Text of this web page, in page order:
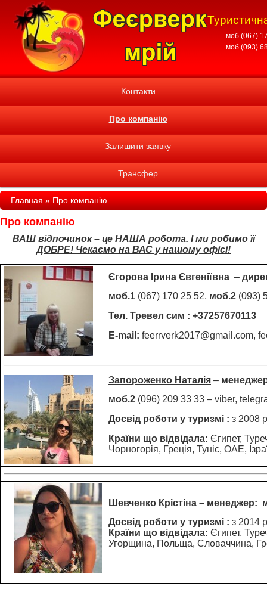
моб.(067)
моб.(093)
Контакти
Про компанію
Залишити заявку
Трансфер
Главная»Про компанію
Про компанію
ВАШ відпочинок – це НАША робота. І ми робимо її
ДОБРЕ! Чекаємо на ВАС у нашому офісі!
Єгорова Ірина Євгеніївна –
моб.1 (067) 170 25 52, моб.2 (093)
Тел. Тревел сим : +37257670113
E-mail: feerrverk2017@gmail.com,
Запороженко Наталія –
моб.2 (096) 209 33 33 – viber,
Досвід роботи у туризмі : з 2008
Країни що відвідала: Єгипет,
Чорногорія, Греція, Туніс, ОАЕ,
Шевченко Крістіна – менеджер:
Досвід роботи у туризмі : з 2014
Країни що відвідала: Єгипет,
Угорщина, Польща, Словаччина,